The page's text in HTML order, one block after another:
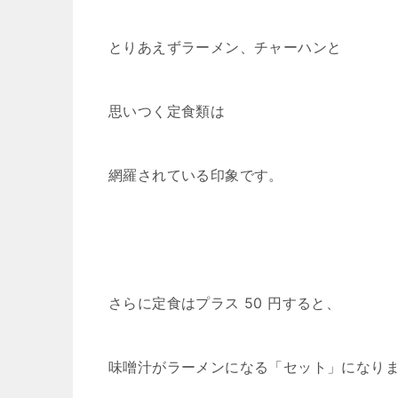
とりあえずラーメン、チャーハンと
思いつく定食類は
網羅されている印象です。
さらに定食はプラス 50 円すると、
味噌汁がラーメンになる「セット」になり